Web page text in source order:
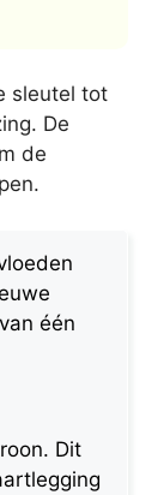
sleutel tot
De
de
één
Dit